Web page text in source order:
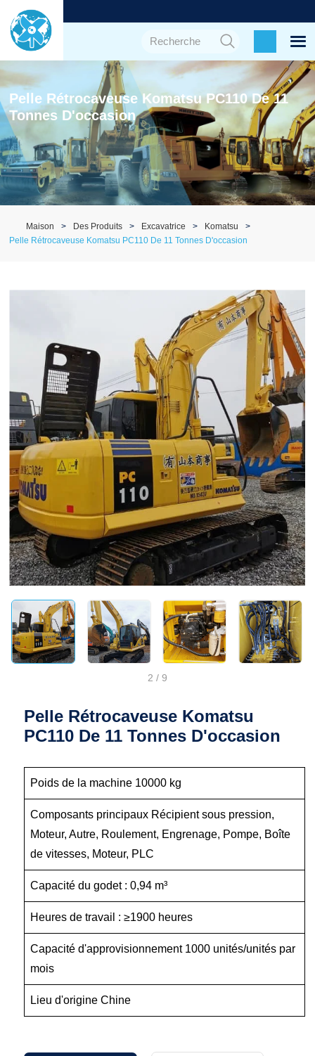
Pelle Rétrocaveuse Komatsu PC110 De 11
Tonnes D'occasion
Maison Des Produits Excavatrice
Komatsu
Pelle Rétrocaveuse Komatsu PC110 De 11 Tonnes D'occasion
2 / 9
Pelle Rétrocaveuse Komatsu
PC110 De 11 Tonnes D'occasion
Poids de la machine 10000 kg
Composants principaux Récipient sous pression,
Moteur, Autre, Roulement, Engrenage, Pompe, Boîte
de vitesses, Moteur, PLC
Capacité du godet : 0,94 m³
Heures de travail : ≥1900 heures
Capacité d'approvisionnement 1000 unités/unités par
mois
Lieu d'origine Chine